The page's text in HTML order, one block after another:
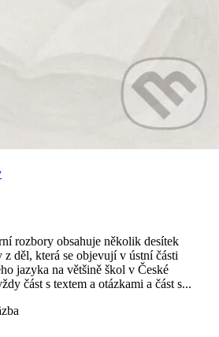
rozbory obsahuje několik desítek
děl, která se objevují v ústní části
jazyka na většině škol v České
část s textem a otázkami a část s...